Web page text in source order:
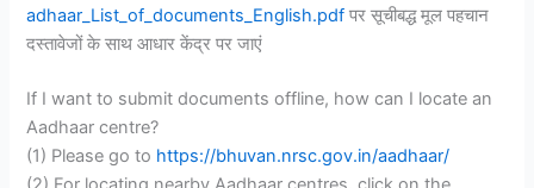
adhaar_List_of_documents_English.pdf पर सूचीबद्ध मूल पहचान
दस्तावेजों के साथ आधार केंद्र पर जाएं
If I want to submit documents offline, how can I locate an
Aadhaar centre?
(1) Please go to https://bhuvan.nrsc.gov.in/aadhaar/